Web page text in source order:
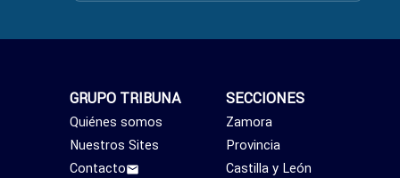
SECCIONES
Zamora
Provincia
Castilla y León
GRUPO TRIBUNA
Quiénes somos
Nuestros Sites
Contacto